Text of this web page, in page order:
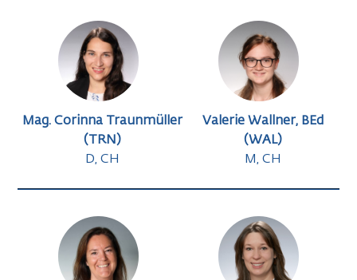
Mag. Corinna Traunmüller
(TRN)
D, CH
Valerie Wallner, BEd
(WAL)
M, CH